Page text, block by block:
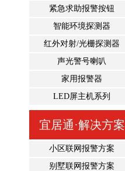
紧急求助报警按钮
智能环境探测器
红外对射/光栅探测器
声光警号喇叭
家用报警器
LED屏主机系列
宜居通·解决方案
小区联网报警方案
别墅联网报警方案